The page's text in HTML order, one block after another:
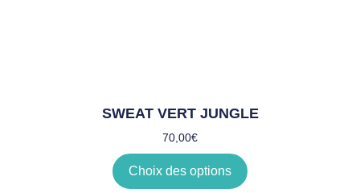
SWEAT VERT JUNGLE
70,00€
Choix des options